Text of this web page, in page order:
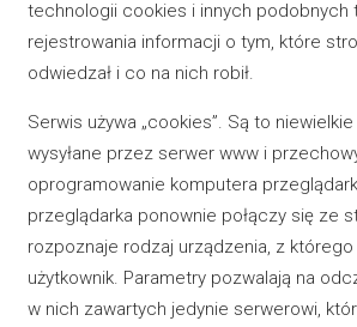
technologii cookies i innych podobnych
rejestrowania informacji o tym, które
odwiedzał i co na nich robił.
Serwis używa „cookies”. Są to
wysyłane przez serwer www i
oprogramowanie komputera
przeglądarka ponownie połączy się ze
rozpoznaje rodzaj urządzenia, z którego
użytkownik. Parametry pozwalają na
w nich zawartych jedynie serwerowi,